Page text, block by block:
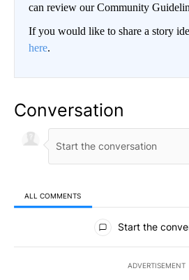
can review our Community
If you would like to share a story
here.
Conversation
ALL COMMENTS
All Comments
Start the
ADVERTISEMENT